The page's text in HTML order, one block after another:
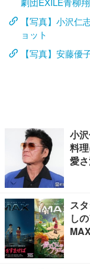
【写真】小沢仁
ョット
【写真】安藤
小
料
愛
ス
し